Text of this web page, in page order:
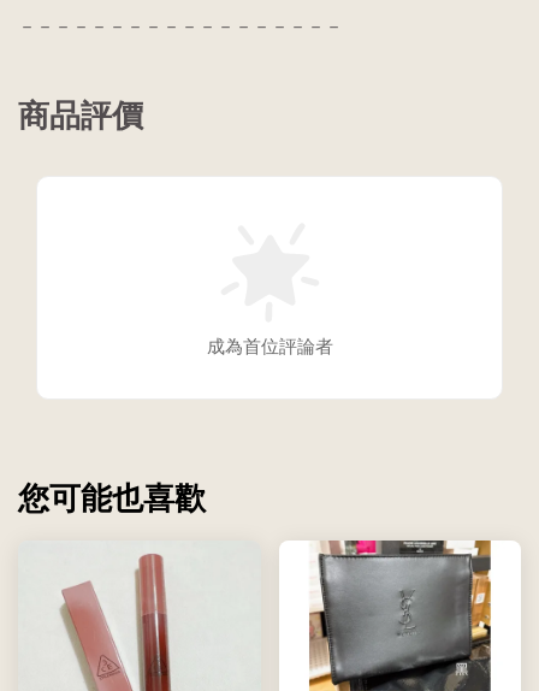
－－－－－－－－－－－－－－－－－－
商品評價
成為首位評論者
您可能也喜歡